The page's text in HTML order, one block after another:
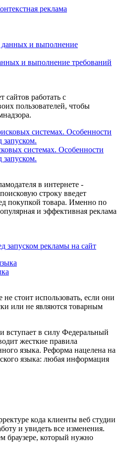
и выполнение требований
сайтов работать с
пользователей, чтобы
системах. Особенности
запуском.
в интернете -
строку введет
покупкой товара. Именно по
и эффективная реклама
запуском рекламы на сайт
стоит использовать, если они
или не являются товарным
вступает в силу Федеральный
жесткие правила
языка. Реформа нацелена на
языка: любая информация
кода клиенты веб студии
и увидеть все изменения.
браузере, который нужно